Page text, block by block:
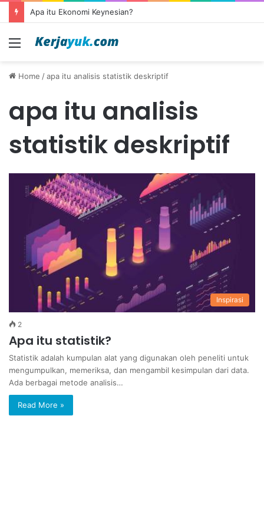
Apa itu Ekonomi Keynesian?
Menu
Home /apa itu analisis statistik deskriptif
apa itu analisis
statistik deskriptif
Inspirasi
2
Apa itu statistik?
Statistik adalah kumpulan alat yang digunakan oleh peneliti untuk
mengumpulkan, memeriksa, dan mengambil kesimpulan dari data.
Ada berbagai metode analisis…
Read More »